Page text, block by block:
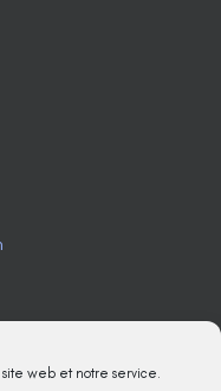
site web et notre service.